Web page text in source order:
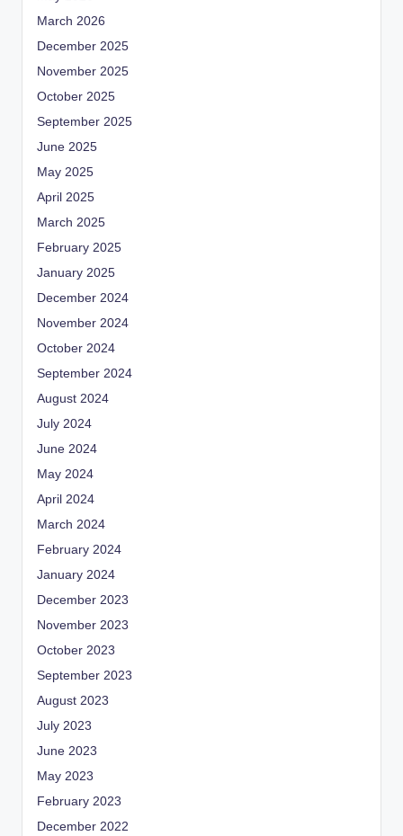
March 2026
December 2025
November 2025
October 2025
September 2025
June 2025
May 2025
April 2025
March 2025
February 2025
January 2025
December 2024
November 2024
October 2024
September 2024
August 2024
July 2024
June 2024
May 2024
April 2024
March 2024
February 2024
January 2024
December 2023
November 2023
October 2023
September 2023
August 2023
July 2023
June 2023
May 2023
February 2023
December 2022